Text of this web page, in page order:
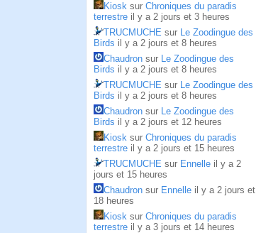
Kiosk sur Chroniques du paradis
terrestre il y a 2 jours et 3 heures
TRUCMUCHE sur Le Zoodingue des
Birds il y a 2 jours et 8 heures
Chaudron sur Le Zoodingue des
Birds il y a 2 jours et 8 heures
TRUCMUCHE sur Le Zoodingue des
Birds il y a 2 jours et 8 heures
Chaudron sur Le Zoodingue des
Birds il y a 2 jours et 12 heures
Kiosk sur Chroniques du paradis
terrestre il y a 2 jours et 15 heures
TRUCMUCHE sur Ennelle il y a 2
jours et 15 heures
Chaudron sur Ennelle il y a 2 jours et
18 heures
Kiosk sur Chroniques du paradis
terrestre il y a 3 jours et 14 heures